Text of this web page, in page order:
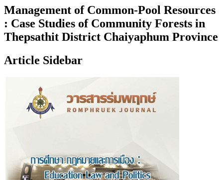
Management of Common-Pool Resources
: Case Studies of Community Forests in
Thepsathit District Chaiyaphum Province
Article Sidebar